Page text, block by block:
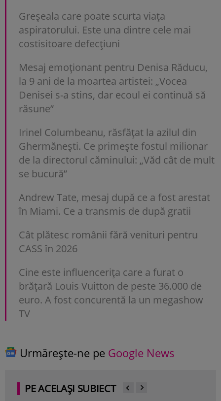
Greșeala care poate scurta viața
aspiratorului. Este una dintre cele mai
costisitoare defecțiuni
Mesaj emoționant pentru Denisa Răducu,
la 9 ani de la moartea artistei: „Vocea
Denisei s-a stins, dar ecoul ei continuă să
răsune”
Irinel Columbeanu, răsfățat la azilul din
Ghermănești. Ce primește fostul milionar
de la directorul căminului: „Văd cât de mult
se bucură”
Andrew Tate, mesaj după ce a fost arestat
în Miami. Ce a transmis de după gratii
Cât plătesc românii fără venituri pentru
CASS în 2026
Cine este influencerița care a furat o
brățară Louis Vuitton de peste 36.000 de
euro. A fost concurentă la un megashow
TV
Urmărește-ne pe Google News
PE ACELAȘI SUBIECT